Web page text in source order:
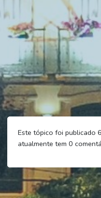
Este tópico foi publicado
atualmente tem 0